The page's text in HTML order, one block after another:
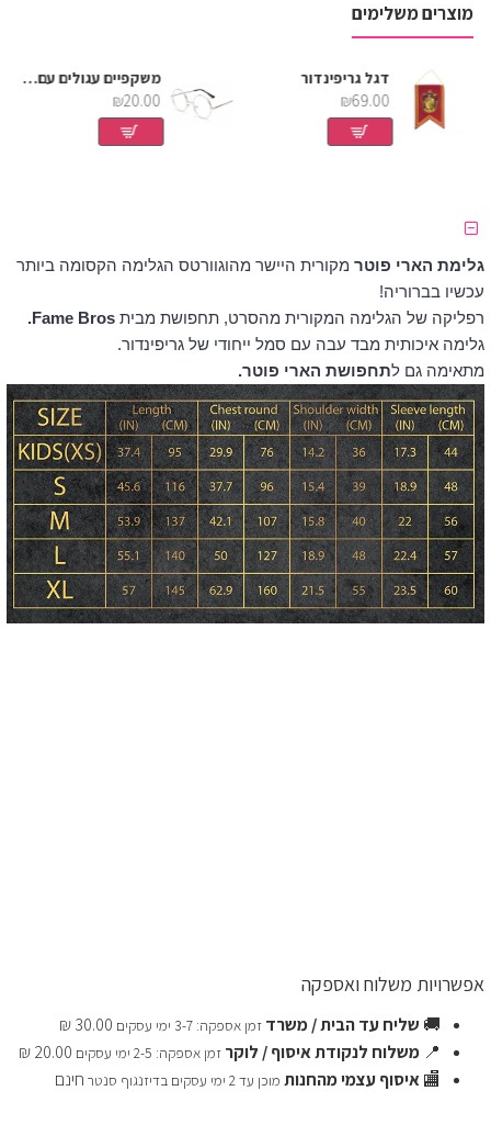
מוצרים משלימים
דגל גריפינדור
₪69.00
משקפיים עגולים עם מסגרת כסף
₪20.00
אפשרויות משלוח ואספקה
🚚 שליח עד הבית / משרד זמן אספקה: 3-7 ימי עסקים
30.00 ₪
📍 משלוח לנקודת איסוף / לוקר זמן אספקה: 2-5 ימי עסקים
20.00 ₪
🏬איסוף עצמי מהחנות מוכן עד 2 ימי עסקים בדיזנגוף סנטר חינם
גלימת הארי פוטר מקורית היישר מהוגוורטס הגלימה הקסומה ביותר
עכשיו בברוריה!
רפליקה של הגלימה המקורית מהסרט, תחפושת מבית Fame Bros.
גלימה איכותית מבד עבה עם סמל ייחודי של גריפינדור.
מתאימה גם לתחפושת הארי פוטר.